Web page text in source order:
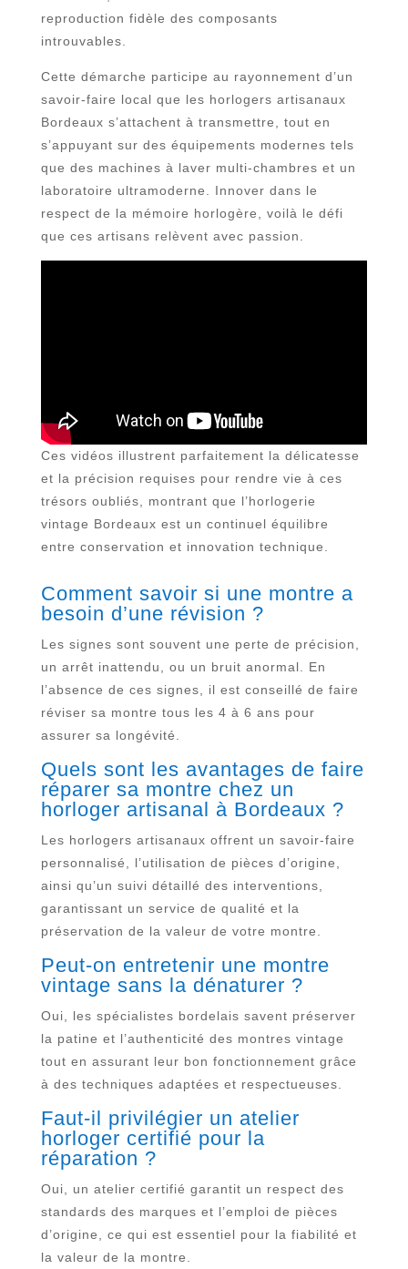
reproduction fidèle des composants
introuvables.
Cette démarche participe au rayonnement d’un
savoir-faire local que les horlogers artisanaux
Bordeaux s’attachent à transmettre, tout en
s’appuyant sur des équipements modernes tels
que des machines à laver multi-chambres et un
laboratoire ultramoderne. Innover dans le
respect de la mémoire horlogère, voilà le défi
que ces artisans relèvent avec passion.
Ces vidéos illustrent parfaitement la délicatesse
et la précision requises pour rendre vie à ces
trésors oubliés, montrant que l’horlogerie
vintage Bordeaux est un continuel équilibre
entre conservation et innovation technique.
Comment savoir si une montre a
besoin d’une révision ?
Les signes sont souvent une perte de précision,
un arrêt inattendu, ou un bruit anormal. En
l’absence de ces signes, il est conseillé de faire
réviser sa montre tous les 4 à 6 ans pour
assurer sa longévité.
Quels sont les avantages de faire
réparer sa montre chez un
horloger artisanal à Bordeaux ?
Les horlogers artisanaux offrent un savoir-faire
personnalisé, l’utilisation de pièces d’origine,
ainsi qu’un suivi détaillé des interventions,
garantissant un service de qualité et la
préservation de la valeur de votre montre.
Peut-on entretenir une montre
vintage sans la dénaturer ?
Oui, les spécialistes bordelais savent préserver
la patine et l’authenticité des montres vintage
tout en assurant leur bon fonctionnement grâce
à des techniques adaptées et respectueuses.
Faut-il privilégier un atelier
horloger certifié pour la
réparation ?
Oui, un atelier certifié garantit un respect des
standards des marques et l’emploi de pièces
d’origine, ce qui est essentiel pour la fiabilité et
la valeur de la montre.